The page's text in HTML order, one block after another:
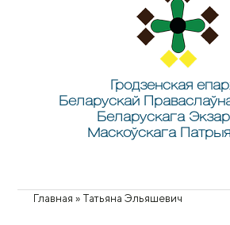
Гродзенская
Беларускай
Беларускага
Маскоўскага
Главная » Татьяна Эльяшевич